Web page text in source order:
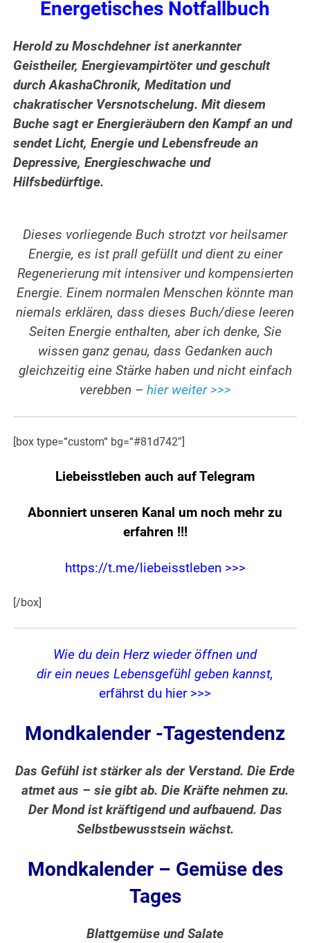
Energetisches Notfallbuch
Herold zu Moschdehner ist anerkannter
Geistheiler, Energievampirtöter und geschult
durch AkashaChronik, Meditation und
chakratischer Versnotschelung. Mit diesem
Buche sagt er Energieräubern den Kampf an und
sendet Licht, Energie und Lebensfreude an
Depressive, Energieschwache und
Hilfsbedürftige.
Dieses vorliegende Buch strotzt vor heilsamer
Energie, es ist prall gefüllt und dient zu einer
Regenerierung mit intensiver und kompensierten
Energie. Einem normalen Menschen könnte man
niemals erklären, dass dieses Buch/diese leeren
Seiten Energie enthalten, aber ich denke, Sie
wissen ganz genau, dass Gedanken auch
gleichzeitig eine Stärke haben und nicht einfach
verebben – hier weiter >>>
[box type=“custom“ bg=“#81d742″]
Liebeisstleben auch auf Telegram
Abonniert unseren Kanal um noch mehr zu
erfahren !!!
https://t.me/liebeisstleben >>>
[/box]
Wie du dein Herz wieder öffnen und
dir ein neues Lebensgefühl geben kannst,
erfährst du hier >>>
Mondkalender -Tagestendenz
Das Gefühl ist stärker als der Verstand. Die Erde
atmet aus – sie gibt ab. Die Kräfte nehmen zu.
Der Mond ist kräftigend und aufbauend. Das
Selbstbewusstsein wächst.
Mondkalender – Gemüse des
Tages
Blattgemüse und Salate